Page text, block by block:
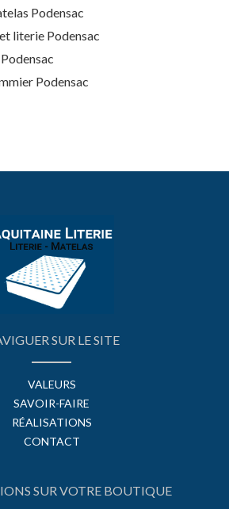
Podensac
literie Podensac
Podensac
SUR LE SITE
VALEURS
SAVOIR-FAIRE
RÉALISATIONS
CONTACT
SUR VOTRE BOUTIQUE